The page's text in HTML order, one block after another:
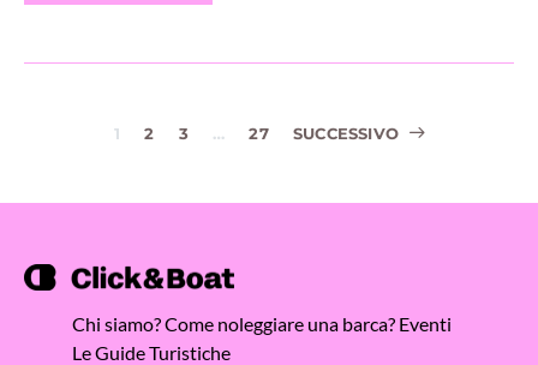
Navigazione
1 2 3 … 27 SUCCESSIVO
Chi siamo?Come noleggiare una barca? Eventi
Le Guide Turistiche